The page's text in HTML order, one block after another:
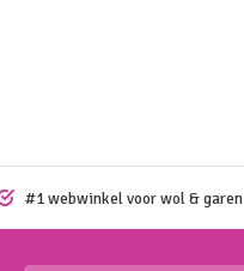
#1 webwinkel voor wol & garen